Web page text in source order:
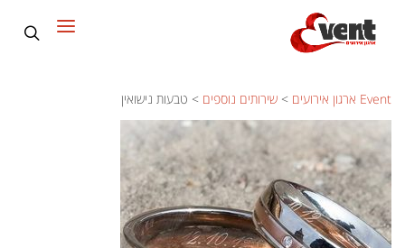
Event ארגון אירועים > שירותים נוספים > טבעות נישואין